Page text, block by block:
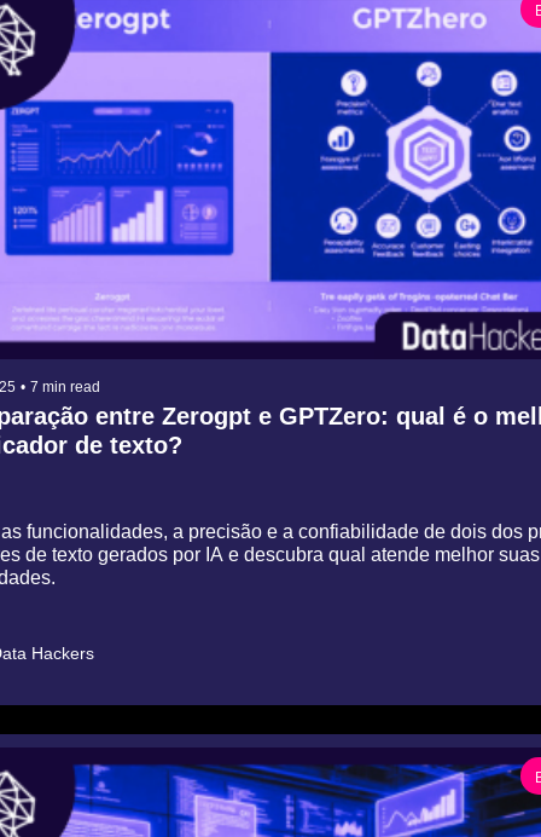
• 7 min read
entre Zerogpt e GPTZero: qual é o
de texto?
funcionalidades, a precisão e a confiabilidade de dois dos
de texto gerados por IA e descubra qual atende melhor suas
Hackers